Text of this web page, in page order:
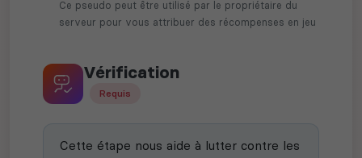
Ce pseudo peut être utilisé par le propriétaire du
serveur pour vous attribuer des récompenses en jeu
Vérification
Requis
Cette étape nous aide à lutter contre les